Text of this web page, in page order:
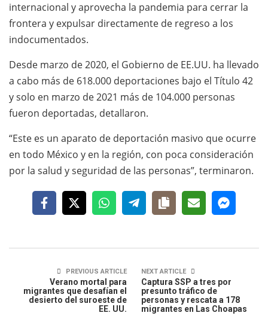
internacional y aprovecha la pandemia para cerrar la
frontera y expulsar directamente de regreso a los
indocumentados.
Desde marzo de 2020, el Gobierno de EE.UU. ha llevado
a cabo más de 618.000 deportaciones bajo el Título 42
y solo en marzo de 2021 más de 104.000 personas
fueron deportadas, detallaron.
“Este es un aparato de deportación masivo que ocurre
en todo México y en la región, con poca consideración
por la salud y seguridad de las personas”, terminaron.
PREVIOUS ARTICLE
Verano mortal para
migrantes que desafían el
desierto del suroeste de
EE. UU.
NEXT ARTICLE
Captura SSP a tres por
presunto tráfico de
personas y rescata a 178
migrantes en Las Choapas